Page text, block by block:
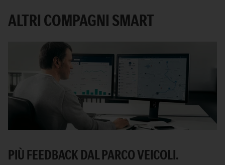
ALTRI COMPAGNI SMART
PIÙ FEEDBACK DAL PARCO VEICOLI.